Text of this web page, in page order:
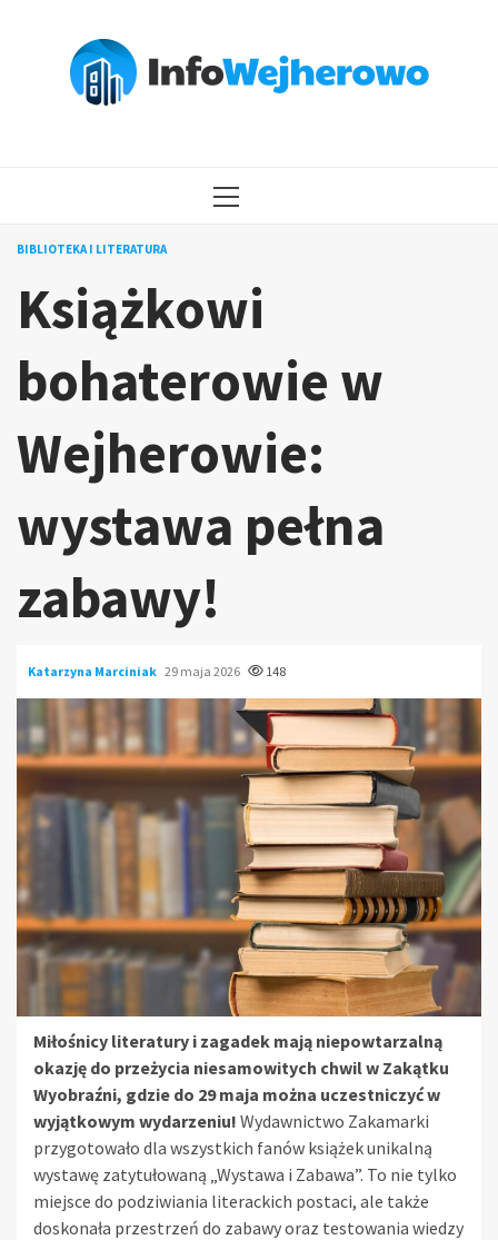
MENU
BIBLIOTEKA I LITERATURA
Książkowi
bohaterowie w
Wejherowie:
wystawa pełna
zabawy!
Katarzyna Marciniak 29 maja 2026 148
Miłośnicy literatury i zagadek mają niepowtarzalną
okazję do przeżycia niesamowitych chwil w Zakątku
Wyobraźni, gdzie do 29 maja można uczestniczyć w
wyjątkowym wydarzeniu! Wydawnictwo Zakamarki
przygotowało dla wszystkich fanów książek unikalną
wystawę zatytułowaną „Wystawa i Zabawa”. To nie tylko
miejsce do podziwiania literackich postaci, ale także
doskonała przestrzeń do zabawy oraz testowania wiedzy